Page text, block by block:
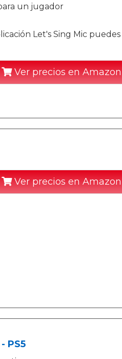
un jugador
Let's Sing Mic puedes
Ver precios en Amazon
Ver precios en Amazon
PS5